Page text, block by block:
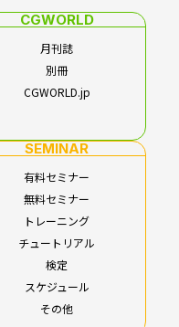
CGWORLD
月刊誌
別冊
CGWORLD.jp
SEMINAR
有料セミナー
無料セミナー
トレーニング
チュートリアル
検定
スケジュール
その他